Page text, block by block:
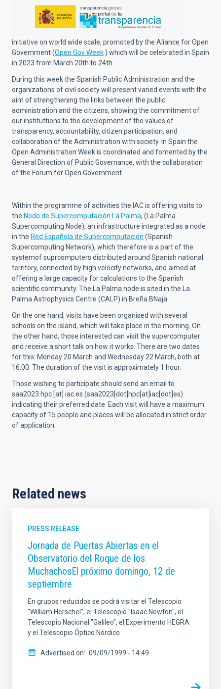
initiative on world wide scale, promoted by the Aliance for Open
Government (Open Gov Week ) which will be celebrated in Spain
in 2023 from March 20th to 24th.
During this week the Spanish Public Administration and the
organizations of civil society will present varied events with the
aim of strengthening the links between the public
administration and the citizens, showing the commitment of
our instituttions to the development of the values of
transparency, accountability, citizen participation, and
collaboration of the Administration with society. In Spain the
Open Administration Week is coordinated and fomented by the
General Direction of Public Governance, with the collaboration
of the Forum for Open Government.
Within the programme of activities the IAC is offering visits to
the Nodo de Supercomputación La Palma, (La Palma
Supercomputing Node), an infrastructure integrated as a node
in the Red Española de Supercomputación (Spanish
Supercomputing Network), which therefore is a part of the
systemof suprcomputers distributed around Spanish national
territory, connected by high velocity networks, and aimed at
offering a large capacity for calculations to the Spanish
scientific community. The La Palma node is sited in the La
Palma Astrophysics Centre (CALP) in Breña BNaja.
On the one hand, visits have been organised with several
schools on the island, which will take place in the morning. On
the other hand, those interested can visit the supercomputer
and receive a short talk on how it works. There are two dates
for this: Monday 20 March and Wednesday 22 March, both at
16:00. The duration of the visit is approximately 1 hour.
Those wishing to participate should send an email to
saa2023.hpc [at] iac.es (saa2023[dot]hpc[at]iac[dot]es)
indicating their preferred date. Each visit will have a maximum
capacity of 15 people and places will be allocated in strict order
of application.
Related news
PRESS RELEASE
Jornada de Puertas Abiertas en el
Observatorio del Roque de los
MuchachosEl próximo domingo, 12 de
septiembre
En grupos reducidos se podrá visitar el Telescopio
"William Herschel", el Telescopio "Isaac Newton", el
Telescopio Nacional "Galileo", el Experimento HEGRA
y el Telescopio Óptico Nórdico
Advertised on 09/09/1999 - 14:49